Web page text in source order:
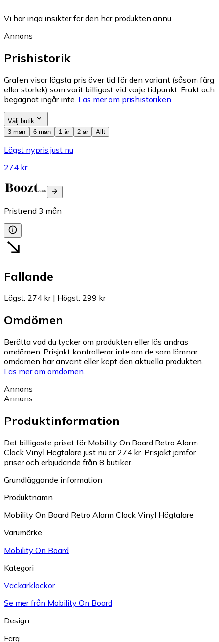
Vi har inga insikter för den här produkten ännu.
Annons
Prishistorik
Grafen visar lägsta pris över tid för den variant (såsom färg
eller storlek) som varit billigast vid varje tidpunkt. Frakt och
begagnat ingår inte. Läs mer om prishistoriken.
Välj butik
3 mån
6 mån 1 år 2 år Allt
Lägst nypris just nu
274 kr
Pristrend 3 mån
Fallande
Lägst: 274 kr| Högst: 299 kr
Omdömen
Berätta vad du tycker om produkten eller läs andras
omdömen. Prisjakt kontrollerar inte om de som lämnar
omdömen har använt eller köpt den aktuella produkten.
Läs mer om omdömen.
Annons
Annons
Produktinformation
Det billigaste priset för Mobility On Board Retro Alarm
Clock Vinyl Högtalare just nu är 274 kr. Prisjakt jämför
priser och erbjudande från 8 butiker.
Grundläggande information
Produktnamn
Mobility On Board Retro Alarm Clock Vinyl Högtalare
Varumärke
Mobility On Board
Kategori
Väckarklockor
Se mer från Mobility On Board
Design
Färg